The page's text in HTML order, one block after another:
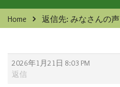
Home 返信先: みなさんの声
2026年1月21日 8:03 PM
返信